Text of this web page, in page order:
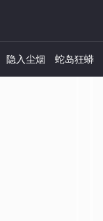
隐入尘烟 蛇岛狂蟒